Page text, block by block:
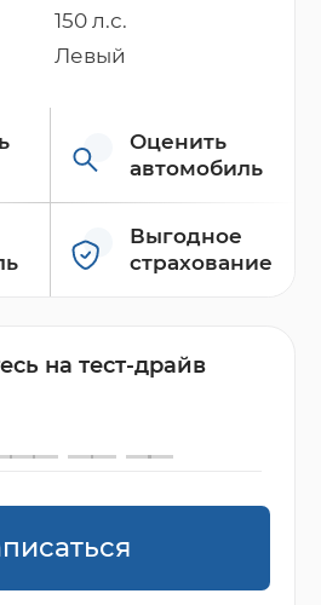
150 л.с.
Левый
Оценить
автомобиль
Выгодное
страхование
на тест-драйв